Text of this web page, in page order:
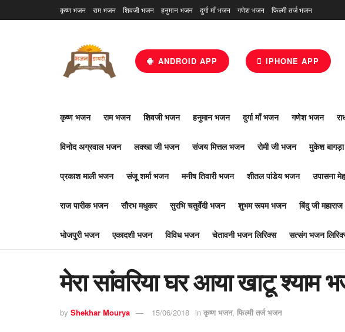
कृष्ण भजन राम भजन शिवजी भजन हनुमान भजन दुर्गा माँ भजन गणेश भजन फिल्मी तर्ज भजन
ANDROID APP IPHONE APP
कृष्ण भजन राम भजन शिवजी भजन हनुमान भजन दुर्गा माँ भजन गणेश भजन
विनोद अग्रवाल भजन लक्खा जी भजन संजय मित्तल भजन रोमी जी भजन मुकेश
प्रकाश माली भजन संजू शर्मा भजन मनीष तिवारी भजन शीतल पांडेय भजन उपासना
राज पारीक भजन सौरभ मधुकर सुरभि चतुर्वेदी भजन शुभम रूपम भजन बिंदु जी
भोजपुरी भजन एकादशी भजन विविध भजन चेतावनी भजन लिरिक्स सत्संग भजन
मेरा सांवरिया घर आया खाटू श्याम
by Shekhar Mourya 15/06/2018 in कृष्ण भजन, फिल्मी तर्ज भजन